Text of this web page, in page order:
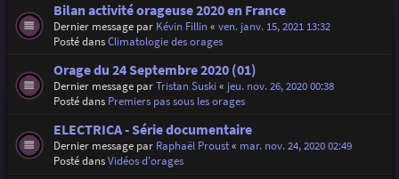
Bilan activité orageuse 2020 en France
Dernier message par Kévin Fillin« ven. janv. 15, 2021 13:32
Posté dansClimatologie des orages
Orage du 24 Septembre 2020 (01)
Dernier message parTristan Suski« jeu. nov. 26, 2020 00:38
Posté dans Premiers pas sous les orages
ELECTRICA - Série documentaire
Dernier message par Raphaël Proust« mar. nov. 24, 2020 02:49
Posté dansVidéos d'orages